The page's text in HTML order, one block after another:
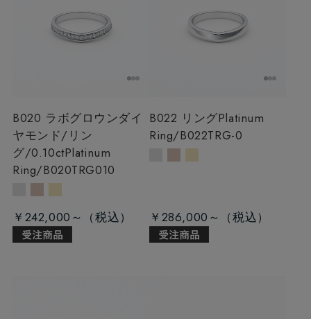
B020 ラボグロウンダイ
ヤモンド/リン
グ/0.10ctPlatinum
Ring/B020TRG010
￥242,000～
B022 リングPlatinum
Ring/B022TRG-0
￥286,000～